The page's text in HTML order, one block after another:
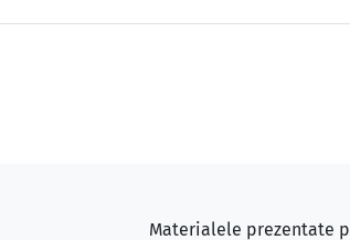
Materialele prezentate